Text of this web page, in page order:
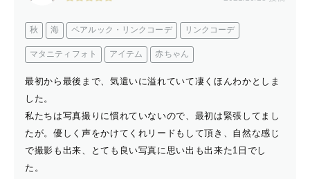
秋 海 ペアルック・リンクコーデ リンクコーデ
マタニティフォト アイテム 赤ちゃん
最初から最後まで、気遣いに溢れていて凄くほんわかとしま
した。
私たちは写真撮りに慣れていないので、最初は緊張してまし
たが。優しく声をかけてくれリードもして頂き、自然な感じ
で撮影も出来、とても良い写真に思い出も出来た1日でし
た。